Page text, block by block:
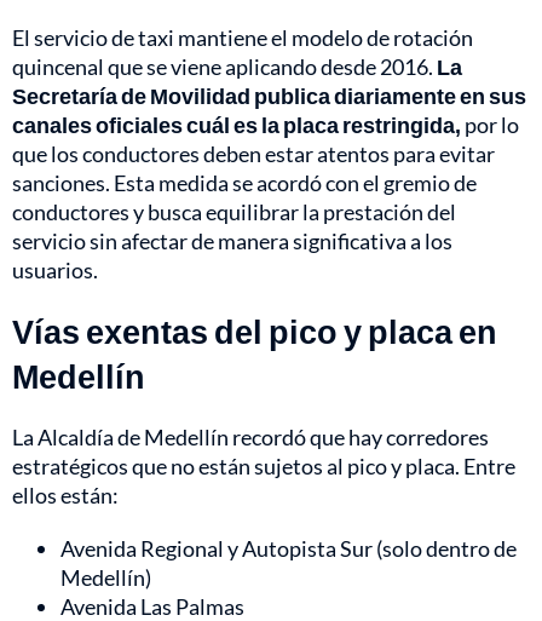
El servicio de taxi mantiene el modelo de rotación
quincenal que se viene aplicando desde 2016. La
Secretaría de Movilidad publica diariamente en sus
canales oficiales cuál es la placa restringida, por lo
que los conductores deben estar atentos para evitar
sanciones. Esta medida se acordó con el gremio de
conductores y busca equilibrar la prestación del
servicio sin afectar de manera significativa a los
usuarios.
Vías exentas del pico y placa en
Medellín
La Alcaldía de Medellín recordó que hay corredores
estratégicos que no están sujetos al pico y placa. Entre
ellos están:
Avenida Regional y Autopista Sur (solo dentro de
Medellín)
Avenida Las Palmas